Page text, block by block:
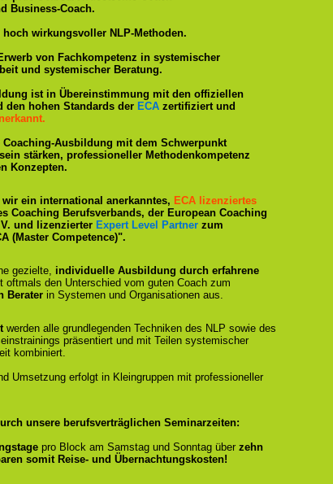
Business-Coach.
hoch wirkungsvoller NLP-Methoden.
von Fachkompetenz in systemischer
und systemischer Beratung.
ist in Übereinstimmung mit den offiziellen
den hohen Standards der ECA zertifiziert und
Coaching-Ausbildung mit dem Schwerpunkt
stärken, professioneller Methodenkompetenz
Konzepten.
ein international anerkanntes, ECA lizenziertes
Coaching Berufsverbands, der European Coaching
und lizenzierter Expert Level Partner zum
(Master Competence)".
gezielte, individuelle Ausbildung durch erfahrene
oftmals den Unterschied vom guten Coach zum
Berater in Systemen und Organisationen aus.
werden alle grundlegenden Techniken des NLP sowie des
präsentiert und mit Teilen systemischer
kombiniert.
Umsetzung erfolgt in Kleingruppen mit professioneller
unsere berufsverträglichen Seminarzeiten:
pro Block am Samstag und Sonntag über zehn
somit Reise- und Übernachtungskosten!